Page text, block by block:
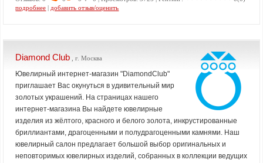
подробнее | добавить отзыв/оценить
Diamond Club , г. Москва
Ювелирный интернет-магазин "DiamondClub"
приглашает Вас окунуться в удивительный мир
золотых украшений. На страницах нашего
интернет-магазина Вы найдете ювелирные
изделия из жёлтого, красного и белого золота, инкрустированные
бриллиантами, драгоценными и полудрагоценными камнями. Наш
ювелирный салон предлагает большой выбор оригинальных и
неповторимых ювелирных изделий, собранных в коллекции ведущих